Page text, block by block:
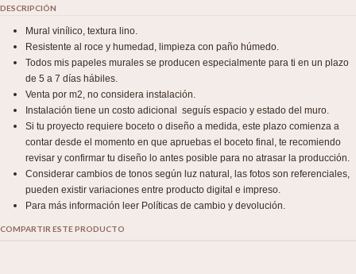
DESCRIPCIÓN
Mural vinílico, textura lino.
Resistente al roce y humedad, limpieza con paño húmedo.
Todos mis papeles murales se producen especialmente para ti en un plazo
de 5 a 7 días hábiles.
Venta por m2, no considera instalación.
Instalación tiene un costo adicional seguís espacio y estado del muro.
Si tu proyecto requiere boceto o diseño a medida, este plazo comienza a
contar desde el momento en que apruebas el boceto final, te recomiendo
revisar y confirmar tu diseño lo antes posible para no atrasar la producción.
Considerar cambios de tonos según luz natural, las fotos son referenciales,
pueden existir variaciones entre producto digital e impreso.
Para más información leer Políticas de cambio y devolución.
COMPARTIR ESTE PRODUCTO